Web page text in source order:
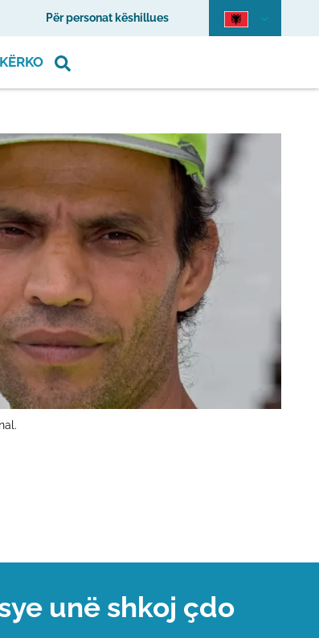
Për personat këshillues
KËRKO
unë shkoj çdo